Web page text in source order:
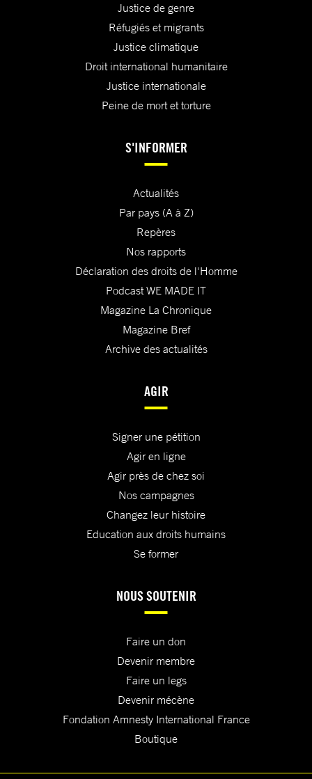
Justice de genre
Réfugiés et migrants
Justice climatique
Droit international humanitaire
Justice internationale
Peine de mort et torture
S'INFORMER
Actualités
Par pays (A à Z)
Repères
Nos rapports
Déclaration des droits de l'Homme
Podcast WE MADE IT
Magazine La Chronique
Magazine Bref
Archive des actualités
AGIR
Signer une pétition
Agir en ligne
Agir près de chez soi
Nos campagnes
Changez leur histoire
Education aux droits humains
Se former
NOUS SOUTENIR
Faire un don
Devenir membre
Faire un legs
Devenir mécène
Fondation Amnesty International France
Boutique